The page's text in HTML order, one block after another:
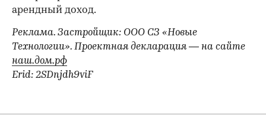
арендный доход.
Реклама. Застройщик: ООО СЗ «Новые
Технологии». Проектная декларация — на сайте
наш.дом.рф
Erid: 2SDnjdh9viF